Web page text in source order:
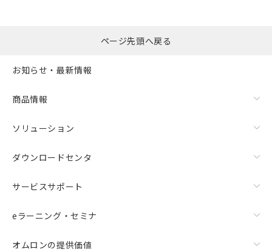
ページ先頭へ戻る
お知らせ・最新情報
商品情報
ソリューション
ダウンロードセンタ
サービスサポート
eラーニング・セミナ
オムロンの提供価値